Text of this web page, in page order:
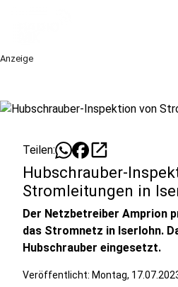
Anzeige
Teilen: open_in_new
Hubschrauber-
Stromleitungen in
Der Netzbetreiber Amprion
das Stromnetz in Iserlohn.
Hubschrauber eingesetzt.
Veröffentlicht: Montag,